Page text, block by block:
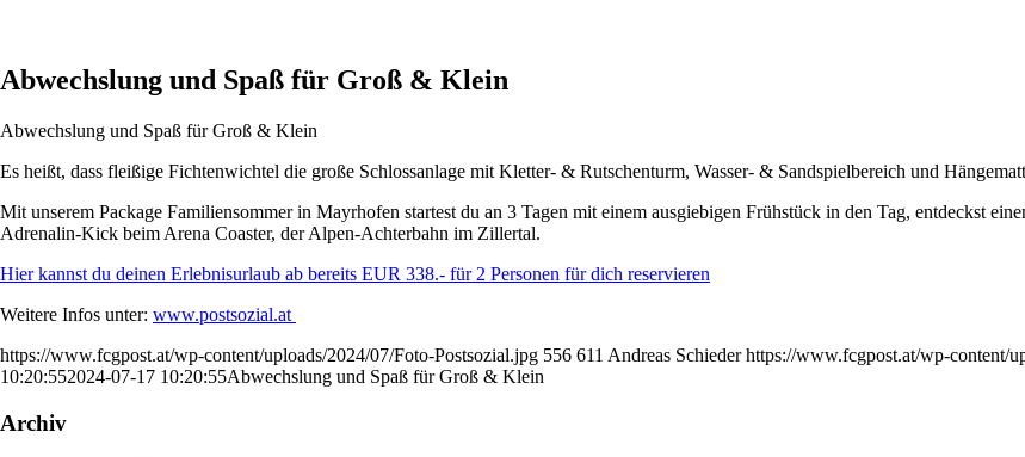
Abwechslung und Spaß für Groß & Klein
Abwechslung und Spaß für Groß & Klein
Es heißt, dass fleißige Fichtenwichtel die große Schlossanlage mit Kletter- & Rutschenturm, Wasser- & Sandspielbereich und
Mit unserem Package Familiensommer in Mayrhofen startest du an 3 Tagen mit einem ausgiebigen Frühstück in den Tag, entdeckst
Adrenalin-Kick beim Arena Coaster, der Alpen-Achterbahn im Zillertal.
Hier kannst du deinen Erlebnisurlaub ab bereits EUR 338.- für 2 Personen für dich reservieren
Weitere Infos unter: www.postsozial.at
https://www.fcgpost.at/wp-content/uploads/2024/07/Foto-Postsozial.jpg 556 611 Andreas Schieder https://www.fcgpost.at/wp-content/
10:20:552024-07-17 10:20:55Abwechslung und Spaß für Groß & Klein
Archiv